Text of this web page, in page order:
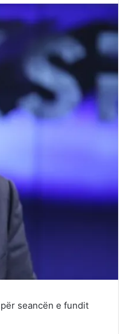
seancën e fundit